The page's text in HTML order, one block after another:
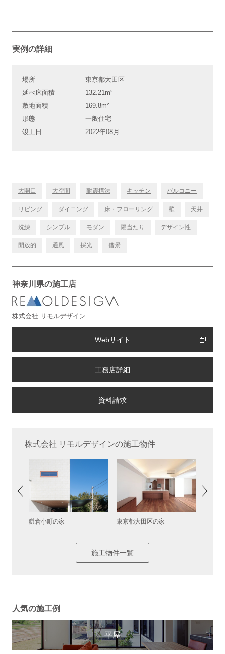
実例の詳細
場所
東京都大田区
延べ床面積
132.21m²
敷地面積
169.8m²
形態
一般住宅
竣工日
2022年08月
大開口 大空間 耐震構法 キッチン バルコニー
リビング ダイニング 床・フローリング 壁 天井
洗練 シンプル モダン 陽当たり デザイン性
開放的 通風 採光 借景
神奈川県の施工店
株式会社 リモルデザイン
Webサイト
工務店詳細
株式会社 リモルデザインの施工物件
鎌倉小町の家 東京都大田区の家
施工物件一覧
人気の施工例
平屋